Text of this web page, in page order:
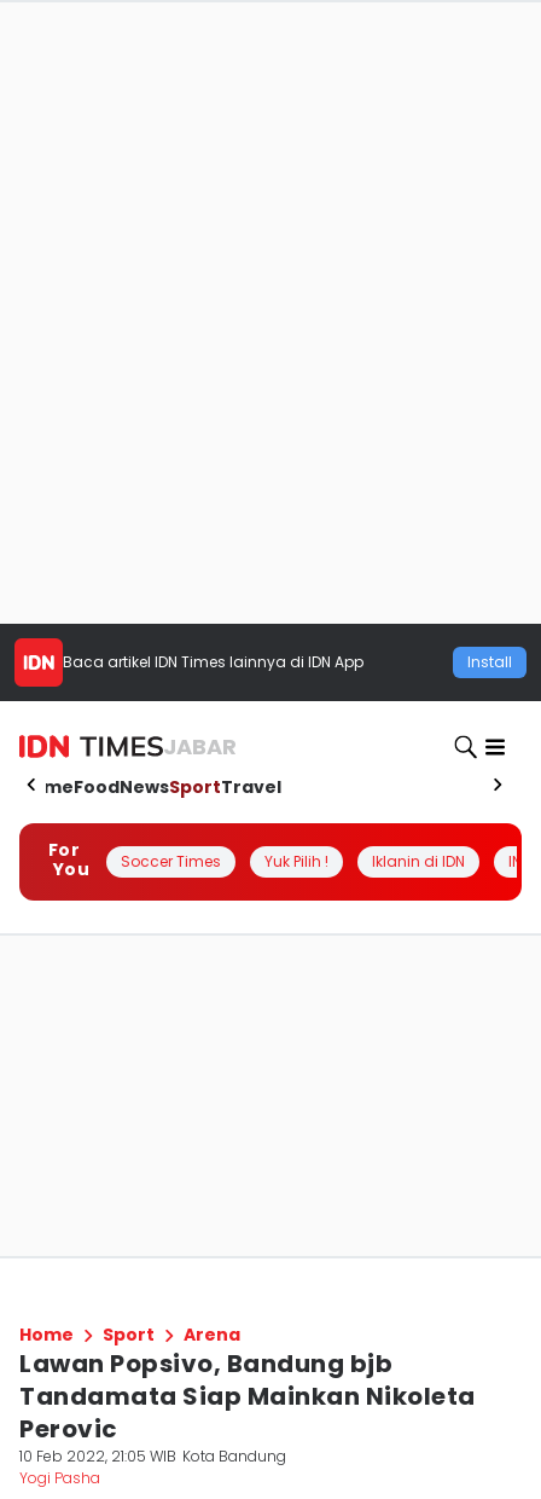
Baca artikel IDN Times lainnya di IDN App Install
JABAR
HomeFoodNewsSportTravel
For
You
Soccer Times Yuk Pilih ! Iklanin di IDN
Home Sport Arena
Lawan Popsivo, Bandung bjb
Tandamata Siap Mainkan Nikoleta
Perovic
10 Feb 2022, 21:05 WIB Kota Bandung
Yogi Pasha